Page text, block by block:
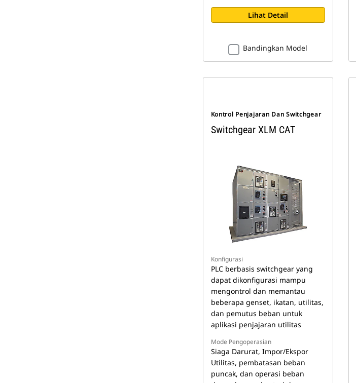
Lihat Detail
Bandingkan Model
Kontrol Penjajaran Dan Switchgear
Switchgear XLM CAT
Konfigurasi
PLC berbasis switchgear yang
dapat dikonfigurasi mampu
mengontrol dan memantau
beberapa genset, ikatan, utilitas,
dan pemutus beban untuk
aplikasi penjajaran utilitas
Mode Pengoperasian
Siaga Darurat, Impor/Ekspor
Utilitas, pembatasan beban
puncak, dan operasi beban